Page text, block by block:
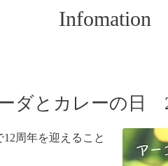
Infomation
ダとカレーの日
周年を迎えること